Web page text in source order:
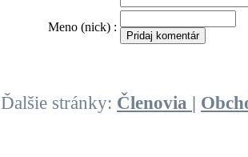
Meno (nick) :
Ďalšie stránky: Členovia |